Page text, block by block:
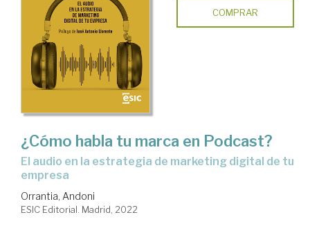
COMPRAR
¿Cómo habla tu marca en Podcast?
el audio en la estrategia de marketing digital de tu
empresa
Orrantia, Andoni
ESIC Editorial. Madrid, 2022